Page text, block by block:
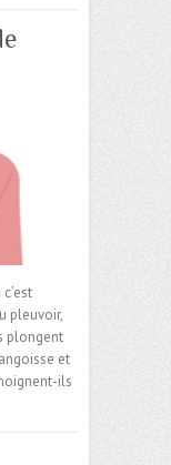
pleuvoir,
plongent
et
ils